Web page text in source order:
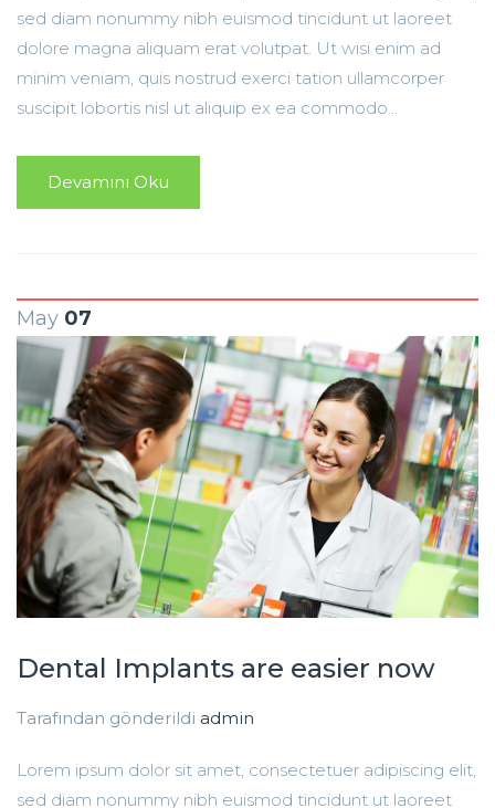
sed diam nonummy nibh euismod tincidunt ut laoreet
dolore magna aliquam erat volutpat. Ut wisi enim ad
minim veniam, quis nostrud exerci tation ullamcorper
suscipit lobortis nisl ut aliquip ex ea commodo...
Devamını Oku
May 07
Dental Implants are easier now
Tarafından gönderildi admin
Lorem ipsum dolor sit amet, consectetuer adipiscing elit,
sed diam nonummy nibh euismod tincidunt ut laoreet